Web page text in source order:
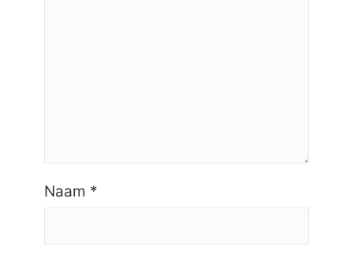
Naam *